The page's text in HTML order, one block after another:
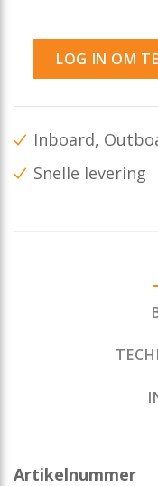
LOG IN OM
Inboard,
Snelle levering
Artikelnummer